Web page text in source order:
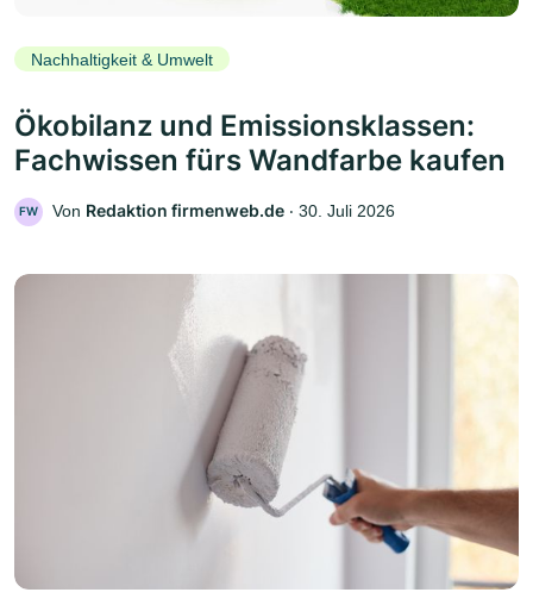
Nachhaltigkeit & Umwelt
Ökobilanz und Emissionsklassen:
Fachwissen fürs Wandfarbe kaufen
FW Von Redaktion firmenweb.de ‧ 30. Juli 2026